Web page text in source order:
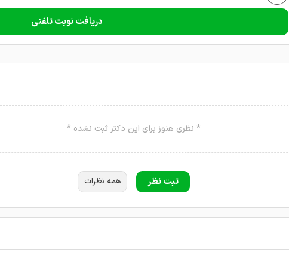
دریافت نوبت تلفنی
* نظری هنوز برای این دکتر ثبت نشده *
ثبت نظر همه نظرات